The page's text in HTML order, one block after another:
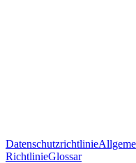
Datenschutzrichtlinie
RichtlinieGlossar